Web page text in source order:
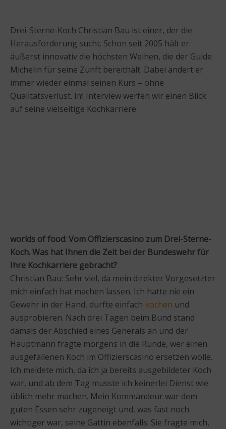
Drei-Sterne-Koch Christian Bau ist einer, der die
Herausforderung sucht. Schon seit 2005 hält er
äußerst innovativ die höchsten Weihen, die der Guide
Michelin für seine Zunft bereithält. Dabei ändert er
immer wieder einmal seinen Kurs – ohne
Qualitätsverlust. Im Interview werfen wir einen Blick
auf seine vielseitige Kochkarriere.
worlds of food: Vom Offizierscasino zum Drei-Sterne-
Koch. Was hat Ihnen die Zeit bei der Bundeswehr für
Ihre Kochkarriere gebracht?
Christian Bau: Sehr viel, da mein direkter Vorgesetzter
mich einfach hat machen lassen. Ich hatte nie ein
Gewehr in der Hand, durfte einfach kochen und
ausprobieren. Nach drei Tagen beim Bund stand
damals der Abschied eines Generals an und der
Hauptmann fragte morgens in die Runde, wer einen
ausgefallenen Koch im Offizierscasino ersetzen wolle.
Ich meldete mich, da ich ja bereits ausgebildeter Koch
war, und ab dem Tag musste ich keinerlei Dienst wie
üblich mehr machen. Mein Kommandeur war dem
guten Essen sehr zugeneigt und, was fast noch
wichtiger war, seine Gattin ebenfalls. Sie fragte mich,